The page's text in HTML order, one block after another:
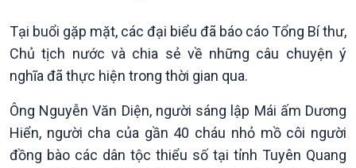
Tại buổi gặp mặt, các đại biểu đã báo cáo Tổng Bí thư,
Chủ tịch nước và chia sẻ về những câu chuyện ý
nghĩa đã thực hiện trong thời gian qua.
Ông Nguyễn Văn Diện, người sáng lập Mái ấm Dương
Hiển, người cha của gần 40 cháu nhỏ mồ côi người
đồng bào các dân tộc thiểu số tại tỉnh Tuyên Quang